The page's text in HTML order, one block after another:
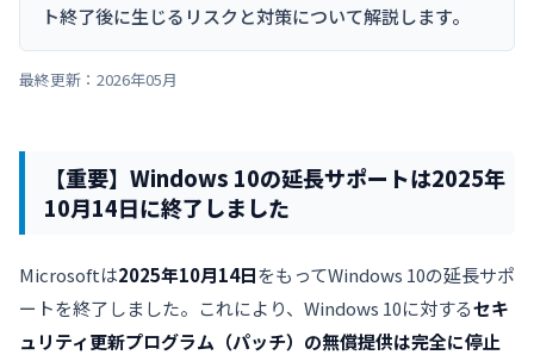
ト終了後に生じるリスクと対策について解説します。
最終更新：2026年05月
【重要】Windows 10の延長サポートは2025年
10月14日に終了しました
Microsoftは2025年10月14日をもってWindows 10の延長サポ
ートを終了しました。これにより、Windows 10に対するセキ
ュリティ更新プログラム（パッチ）の無償提供は完全に停止